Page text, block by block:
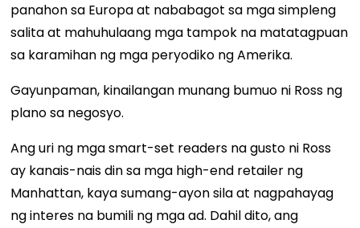
panahon sa Europa at nababagot sa mga simpleng
salita at mahuhulaang mga tampok na matatagpuan
sa karamihan ng mga peryodiko ng Amerika.
Gayunpaman, kinailangan munang bumuo ni Ross ng
plano sa negosyo.
Ang uri ng mga smart-set readers na gusto ni Ross
ay kanais-nais din sa mga high-end retailer ng
Manhattan, kaya sumang-ayon sila at nagpahayag
ng interes na bumili ng mga ad. Dahil dito, ang